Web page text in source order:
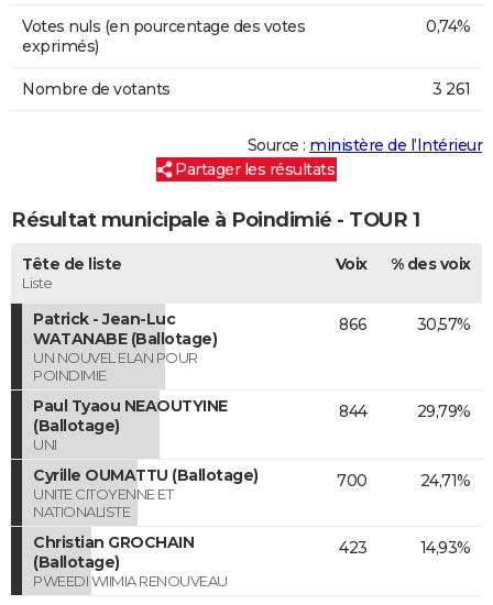
Votes nuls (en pourcentage des votes
exprimés)
0,74%
Nombre de votants 3 261
Source : ministère de l’Intérieur
Partager les résultats
Résultat municipale à Poindimié - TOUR 1
Tête de liste
Liste
Voix % des voix
Patrick - Jean-Luc
WATANABE (Ballotage)
UN NOUVEL ELAN POUR
POINDIMIE
866 30,57%
Paul Tyaou NEAOUTYINE
(Ballotage)
UNI
844 29,79%
Cyrille OUMATTU (Ballotage)
UNITE CITOYENNE ET
NATIONALISTE
700 24,71%
Christian GROCHAIN
(Ballotage)
PWEEDI WIIMIA RENOUVEAU
423 14,93%